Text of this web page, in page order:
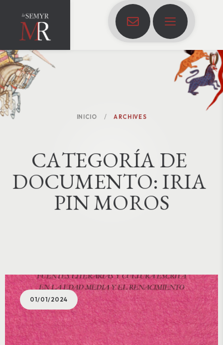
INICIO ARCHIVES
CATEGORÍADE
DOCUMENTO: IRIA
PIN MOROS
01/01/2024